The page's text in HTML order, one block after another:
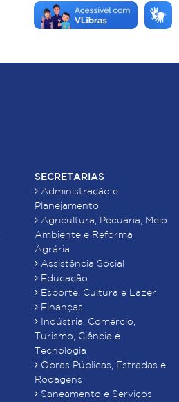
SECRETARIAS
Administração e
Planejamento
Agricultura, Pecuária, Meio
Ambiente e Reforma
Agrária
Assistência Social
Educação
Esporte, Cultura e Lazer
Finanças
Indústria, Comércio,
Turismo, Ciência e
Tecnologia
Obras Públicas, Estradas e
Rodagens
Saneamento e Serviços